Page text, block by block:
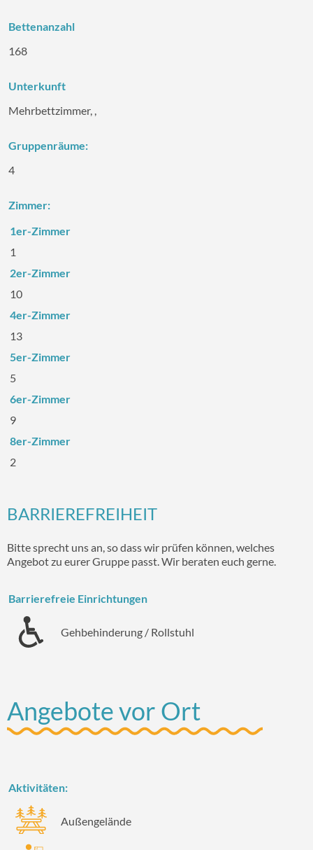
Bettenanzahl
168
Unterkunft
Mehrbettzimmer, ,
Gruppenräume:
4
Zimmer:
1er-Zimmer
1
2er-Zimmer
10
4er-Zimmer
13
5er-Zimmer
5
6er-Zimmer
9
8er-Zimmer
2
BARRIEREFREIHEIT
Bitte sprecht uns an, so dass wir prüfen können, welches
Angebot zu eurer Gruppe passt. Wir beraten euch gerne.
Barrierefreie Einrichtungen
Gehbehinderung / Rollstuhl
Angebote vor Ort
Aktivitäten:
Außengelände